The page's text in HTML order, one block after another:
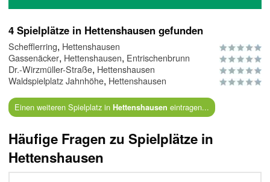
4 Spielplätze in Hettenshausen gefunden
Schefflerring, Hettenshausen
Gassenäcker, Hettenshausen, Entrischenbrunn
Dr.-Wirzmüller-Straße, Hettenshausen
Waldspielplatz Jahnhöhe, Hettenshausen
Einen weiteren Spielplatz in Hettenshausen eintragen...
Häufige Fragen zu Spielplätze in
Hettenshausen